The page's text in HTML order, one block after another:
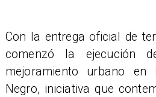
Con la entrega oficial de
comenzó la ejecución
mejoramiento urbano
Negro, iniciativa que